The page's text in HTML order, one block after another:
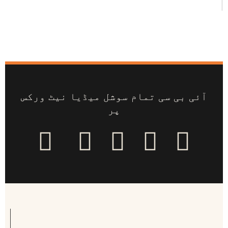
آئی بی سی تمام سوشل میڈیا نیٹ ورکس
پر